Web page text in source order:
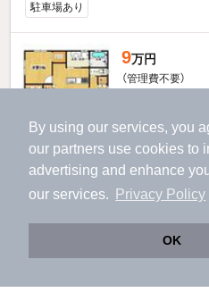
By using our services, you
our partners use cookies to
advertising and enhance
our services.
Privacy Policy
OK
アプリに切り替えて、サ
会員登録なしですぐ使える
駐車場あり
9万円
（管理費不要）
- / 2LDK / 57.13㎡
提供